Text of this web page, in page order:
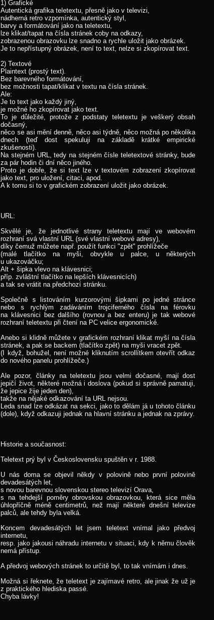
1) Grafické
Autentická grafika teletextu, přesně jako v televizi,
nádherná retro vzpomínka, autentický styl,
barvy a formátování jako na teletextu,
lze klikat/tapat na čísla stránek coby na odkazy,
zobrazenou obrazovku lze snadno a rychle uložit jako obrázek.
Je to nepřístupný obrázek, není to text, nelze si zkopírovat text.
2) Textové
Plaintext (prostý text).
Bez barevného formátování,
bez možnosti tapat/klikat v textu na čísla stránek.
Ale:
Je to text jako každý jiný,
je možné ho zkopírovat jako text.
To je důležité, protože z podstaty teletextu je veškerý obsah
dočasný,
něco se asi mění denně, něco asi týdně, něco možná po několika
dnech (teď dost spekuluji na základě krátké empirické
zkušenosti).
Na stejném URL, tedy na stejném čísle teletextové stránky, bude
za pár hodin či dní něco jiného.
Proto je dobře, že si text lze v textovém zobrazení zkopírovat
jako text, pro uložení, citaci, apod.
A k tomu si to v grafickém zobrazení uložit jako obrázek.
URL:
Skvělé je, že jednotlivé strany teletextu mají ve webovém
rozhraní svá vlastní URL (své vlastní webové adresy),
díky čemuž můžete např. použít funkci "zpět" prohlížeče
(malé tlačítko na myši, obvykle u palce, u některých
u ukazováčku;
Alt + šipka vlevo na klávesnici;
příp. zvláštní tlačítko na lepších klávesnicích)
a tak se vrátit na předchozí stránku.
Společně s listováním kurzorovými šipkami po jedné stránce
nebo s rychlým zadáváním trojciferného čísla na férovku
na klávesnici bez dalšího (rovnou a bez enteru) je tak webové
rozhraní teletextu při čtení na PC velice ergonomické.
Anebo si klidně můžete v grafickém rozhraní klikat myší na čísla
stránek, a pak se backem (tlačítko zpět) na myši vracet zpět.
(I když, bohužel, není možné kliknutím scrollítkem otevřít odkaz
do nového panelu prohlížeče.)
Ale pozor, články na teletextu jsou velmi dočasné, mají dost
jepičí život, některé možná i doslova (pokud si správně pamatuji,
že jepice žije jeden den),
takže na nějaké odkazování ta URL nejsou.
Leda snad lze odkázat na sekci, jako to dělám já u tohoto článku
(dole), když odkazuji jednak na hlavní stránku a jednak na zprávy.
Historie a současnost:
Teletext prý byl v Československu spuštěn v r. 1988.
U nás doma se objevil někdy v polovině nebo první polovině
devadesátých let,
s novou barevnou slovenskou stereo televizí Orava,
s na tehdejší poměry obrovskou obrazovkou, která sice měla
úhlopříčně méně centimetrů, než mají některé dnešní televize
palců, ale tehdy byla velká.
Koncem devadesátých let jsem teletext vnímal jako předvoj
internetu,
resp. jako jakousi náhradu internetu v situaci, kdy k němu člověk
nemá přístup.
A předvoj webových stránek to určitě byl, to tak vnímám i dnes.
Možná si řeknete, že teletext je zajímavé retro, ale jinak že už je
z praktického hlediska passé.
Chyba lávky!